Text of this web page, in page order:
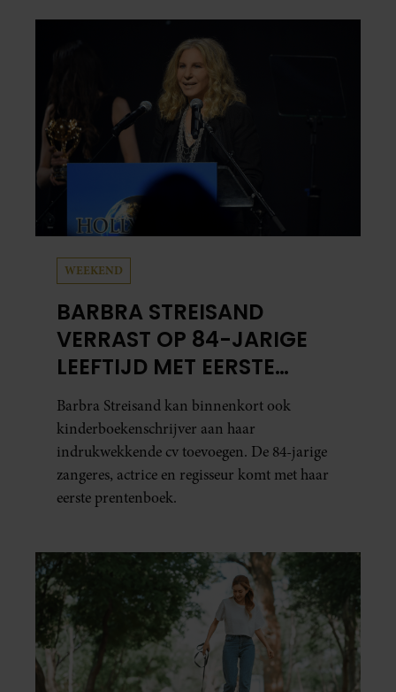
drie jaar. “Ik had zo stellig gezegd: dit wordt
WEEKEND
BARBRA STREISAND
VERRAST OP 84-JARIGE
LEEFTIJD MET EERSTE
KINDERBOEK
Barbra Streisand kan binnenkort ook
kinderboekenschrijver aan haar
indrukwekkende cv toevoegen. De 84-jarige
zangeres, actrice en regisseur komt met haar
eerste prentenboek.